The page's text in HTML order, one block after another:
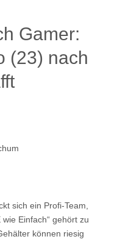
Gamer:
(23) nach
sich ein Profi-Team,
Einfach“ gehört zu
können riesig